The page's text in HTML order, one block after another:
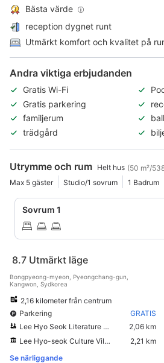
Bästa värde
reception dygnet runt
Utmärkt komfort och kvalitet på
Andra viktiga erbjudanden
Gratis Wi-Fi
Gratis parkering
familjerum
trädgård
Utrymme och rum Helt hus (50 m²/
Max 5 gäster
Studio/1 sovrum 1 Badrum
Sovrum 1
8.7 Utmärkt läge
Bongpyeong-myeon, Pyeongchang-gun,
Kangwon, Sydkorea
2,16 kilometer från centrum
Parkering
GRATIS
Lee Hyo Seok Literature Forest
2,06 km
Lee Hyo-seok Culture Village
2,21 km
Se närliggande